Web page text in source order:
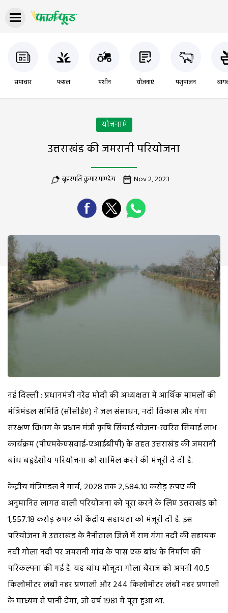
समाचार फसल मशीन योजनाएं पशुपालन
योजनाएं
उत्तराखंड की जमरानी परियोजना
बृहस्पति कुमार पाण्डेय Nov 2, 2023
नई दिल्ली : प्रधानमंत्री नरेंद्र मोदी की अध्यक्षता में आर्थिक मामलों की
मंत्रिमंडल समिति (सीसीईए) ने जल संसाधन, नदी विकास और गंगा
संरक्षण विभाग के प्रधान मंत्री कृषि सिंचाई योजना-त्वरित सिंचाई लाभ
कार्यक्रम (पीएमकेएसवाई-एआईबीपी) के तहत उत्तराखंड की जमरानी
बांध बहुद्देशीय परियोजना को शामिल करने की मंजूरी दे दी है.
केंद्रीय मंत्रिमंडल ने मार्च, 2028 तक 2,584.10 करोड़ रुपए की
अनुमानित लागत वाली परियोजना को पूरा करने के लिए उत्तराखंड को
1,557.18 करोड़ रुपए की केंद्रीय सहायता को मंजूरी दी है. इस
परियोजना में उत्तराखंड के नैनीताल जिले में राम गंगा नदी की सहायक
नदी गोला नदी पर जमरानी गांव के पास एक बांध के निर्माण की
परिकल्पना की गई है. यह बांध मौजूदा गोला बैराज को अपनी 40.5
किलोमीटर लंबी नहर प्रणाली और 244 किलोमीटर लंबी नहर प्रणाली
के माध्यम से पानी देगा, जो वर्ष 1981 में पूरा हुआ था.